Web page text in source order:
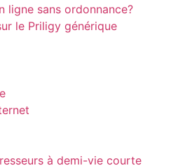
ligne sans ordonnance?
le Priligy générique
à demi-vie courte